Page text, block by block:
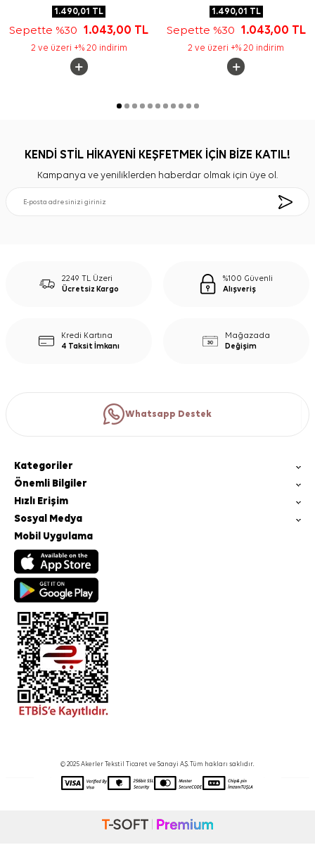
1.490,01 TL
Sepette %30 1.043,00 TL
2 ve üzeri +% 20 indirim
1.490,01 TL
Sepette %30 1.043,00 TL
2 ve üzeri +% 20 indirim
KENDİ STİL HİKAYENİ KEŞFETMEK İÇİN BİZE KATIL!
Kampanya ve yeniliklerden haberdar olmak için üye ol.
2249 TL Üzeri
Ücretsiz Kargo
%100 Güvenli
Alışveriş
Kredi Kartına
4 Taksit İmkanı
Mağazada
Değişim
Whatsapp Destek
Kategoriler
Önemli Bilgiler
Hızlı Erişim
Sosyal Medya
Mobil Uygulama
© 2025 Akerler Tekstil Ticaret ve Sanayi A.Ş. Tüm hakları saklıdır.